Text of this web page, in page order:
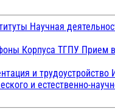
Научная
Корпуса ТГПУ Прием
и трудоустройство
и естественно-